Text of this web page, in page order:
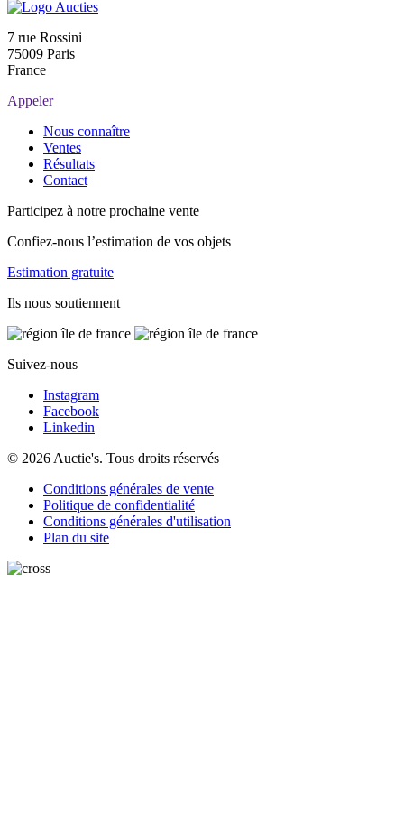
7 rue Rossini
75009 Paris
France
Appeler
Nous connaître
Ventes
Résultats
Contact
Participez à notre prochaine vente
Confiez-nous l’estimation de vos objets
Estimation gratuite
Ils nous soutiennent
Suivez-nous
Instagram
Facebook
Linkedin
© 2026 Auctie's. Tous droits réservés
Conditions générales de vente
Politique de confidentialité
Conditions générales d'utilisation
Plan du site